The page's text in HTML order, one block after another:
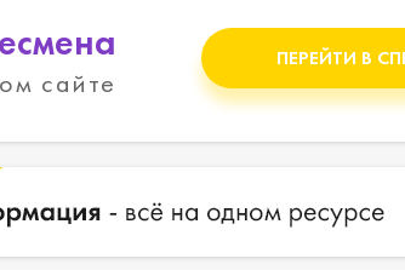
сайте
ПЕРЕЙТИ В